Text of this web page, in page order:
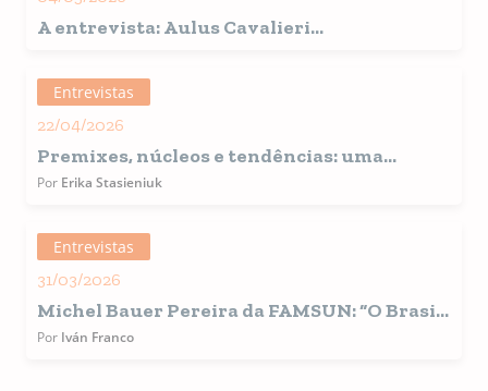
A entrevista: Aulus Cavalieri
Entrevistas
22/04/2026
Premixes, núcleos e tendências: uma
conversa com Erika Stasieniuk sobre o
Por Erika Stasieniuk
Entrevistas
31/03/2026
Michel Bauer Pereira da FAMSUN: “O Brasil
está se tornando um hub estratégico para a
Por Iván Franco